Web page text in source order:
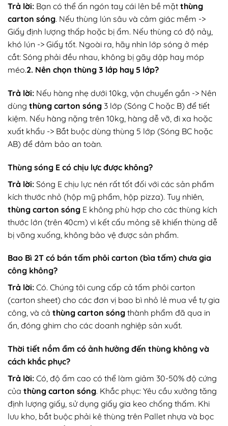
Trả lời: Bạn có thể ấn ngón tay cái lên bề mặt thùng
carton sóng. Nếu thùng lún sâu và cảm giác mềm ->
Giấy định lượng thấp hoặc bị ẩm. Nếu thùng có độ nảy,
khó lún -> Giấy tốt. Ngoài ra, hãy nhìn lớp sóng ở mép
cắt: Sóng phải đều nhau, không bị gãy dập hay móp
méo.2. Nên chọn thùng 3 lớp hay 5 lớp?
Trả lời: Nếu hàng nhẹ dưới 10kg, vận chuyển gần -> Nên
dùng thùng carton sóng 3 lớp (Sóng C hoặc B) để tiết
kiệm. Nếu hàng nặng trên 10kg, hàng dễ vỡ, đi xa hoặc
xuất khẩu -> Bắt buộc dùng thùng 5 lớp (Sóng BC hoặc
AB) để đảm bảo an toàn.
Thùng sóng E có chịu lực được không?
Trả lời: Sóng E chịu lực nén rất tốt đối với các sản phẩm
kích thước nhỏ (hộp mỹ phẩm, hộp pizza). Tuy nhiên,
thùng carton sóng E không phù hợp cho các thùng kích
thước lớn (trên 40cm) vì kết cấu mỏng sẽ khiến thùng dễ
bị võng xuống, không bảo vệ được sản phẩm.
Bao Bì 2T có bán tấm phôi carton (bìa tấm) chưa gia
công không?
Trả lời: Có. Chúng tôi cung cấp cả tấm phôi carton
(carton sheet) cho các đơn vị bao bì nhỏ lẻ mua về tự gia
công, và cả thùng carton sóng thành phẩm đã qua in
ấn, đóng ghim cho các doanh nghiệp sản xuất.
Thời tiết nồm ẩm có ảnh hưởng đến thùng không và
cách khắc phục?
Trả lời: Có, độ ẩm cao có thể làm giảm 30-50% độ cứng
của thùng carton sóng. Khắc phục: Yêu cầu xưởng tăng
định lượng giấy, sử dụng giấy gia keo chống thấm. Khi
lưu kho, bắt buộc phải kê thùng trên Pallet nhựa và bọc